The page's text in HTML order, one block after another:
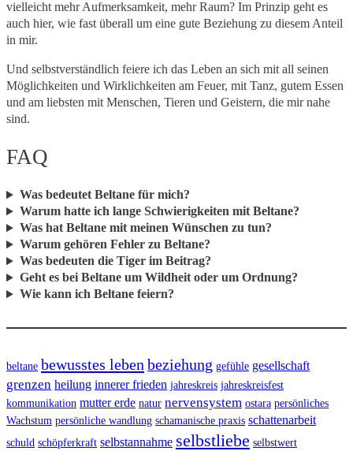
vielleicht mehr Aufmerksamkeit, mehr Raum? Im Prinzip geht es
auch hier, wie fast überall um eine gute Beziehung zu diesem Anteil
in mir.
Und selbstverständlich feiere ich das Leben an sich mit all seinen
Möglichkeiten und Wirklichkeiten am Feuer, mit Tanz, gutem Essen
und am liebsten mit Menschen, Tieren und Geistern, die mir nahe
sind.
FAQ
Was bedeutet Beltane für mich?
Warum hatte ich lange Schwierigkeiten mit Beltane?
Was hat Beltane mit meinen Wünschen zu tun?
Warum gehören Fehler zu Beltane?
Was bedeuten die Tiger im Beitrag?
Geht es bei Beltane um Wildheit oder um Ordnung?
Wie kann ich Beltane feiern?
beltane bewusstes leben beziehung gefühle gesellschaft
grenzen heilung innerer frieden jahreskreis jahreskreisfest
kommunikation mutter erde natur nervensystem ostara persönliches
Wachstum persönliche wandlung schamanische praxis schattenarbeit
schuld schöpferkraft selbstannahme selbstliebe selbstwert